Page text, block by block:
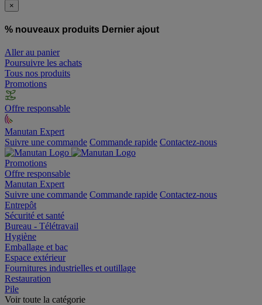
×
% nouveaux produits Dernier ajout
Aller au panier
Poursuivre les achats
Tous nos produits
Promotions
Offre responsable
Manutan Expert
Suivre une commande Commande rapide Contactez-nous
Promotions
Offre responsable
Manutan Expert
Suivre une commande Commande rapide Contactez-nous
Entrepôt
Sécurité et santé
Bureau - Télétravail
Hygiène
Emballage et bac
Espace extérieur
Fournitures industrielles et outillage
Restauration
Pile
Voir toute la catégorie